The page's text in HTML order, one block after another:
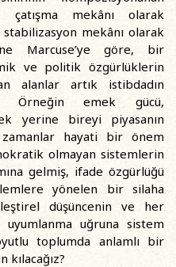
mekânı olarak
mekânı olarak
Marcuse’ye göre, bir
ve politik özgürlüklerin
alanlar artık istibdadın
Örneğin emek gücü,
yerine bireyi piyasanın
hayati bir önem
olmayan sistemlerin
gelmiş, ifade özgürlüğü
yönelen bir silaha
düşüncenin ve her
uğruna sistem
toplumda anlamlı bir
kılacağız?